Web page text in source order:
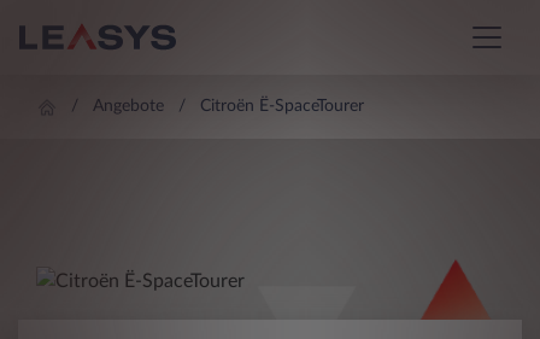
Angebote Citroën Ë-SpaceTourer